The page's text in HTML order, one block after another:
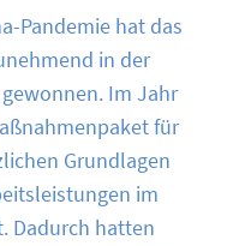
Pandemie hat das
in der
Im Jahr
für
Grundlagen
im
Dadurch hatten